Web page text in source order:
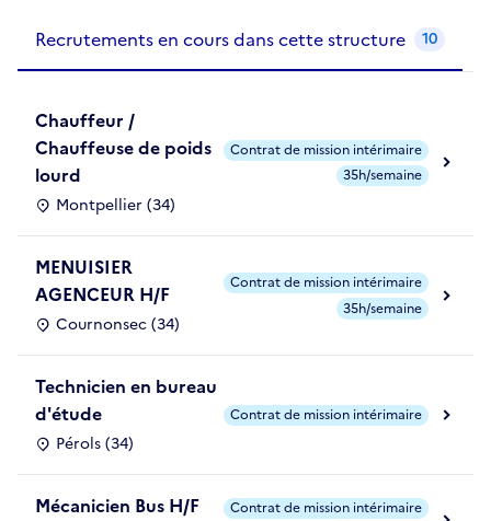
Recrutements en cours dans cette structure 10
Chauffeur /
Chauffeuse de poids
lourd
Montpellier (34)
Contrat de mission intérimaire
35h/semaine
MENUISIER
AGENCEUR H/F
Cournonsec (34)
Contrat de mission intérimaire
35h/semaine
Technicien en bureau
d'étude
Pérols (34)
Contrat de mission intérimaire
Mécanicien Bus H/F
Contrat de mission intérimaire